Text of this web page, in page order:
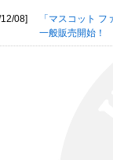
08]
「マスコット
一般販売開始！